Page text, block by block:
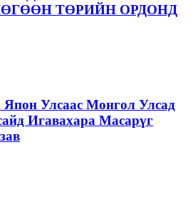
ТӨРИЙН ОРДОНД
Улсаас Монгол Улсад
Игавахара Масарүг